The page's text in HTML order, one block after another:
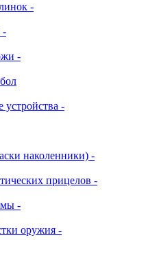
-
-
-
-
наколенники) -
прицелов -
-
оружия -